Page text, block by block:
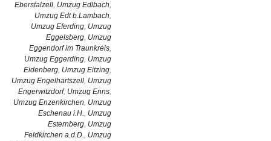
Eberstalzell, Umzug Edlbach,
Umzug Edt b.Lambach,
Umzug Eferding, Umzug
Eggelsberg, Umzug
Eggendorf im Traunkreis,
Umzug Eggerding, Umzug
Eidenberg, Umzug Eitzing,
Umzug Engelhartszell, Umzug
Engerwitzdorf, Umzug Enns,
Umzug Enzenkirchen, Umzug
Eschenau i.H., Umzug
Esternberg, Umzug
Feldkirchen a.d.D., Umzug